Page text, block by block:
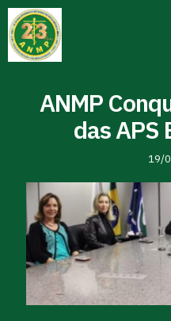
ANMP
das APS
19/